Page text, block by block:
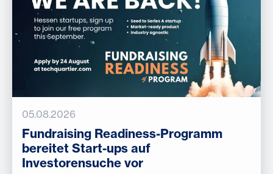
05.08.2026
Fundraising Readiness-Programm
bereitet Start-ups auf
Investorensuche vor